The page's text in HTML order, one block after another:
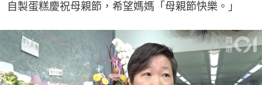
自製蛋糕慶祝母親節，希望媽媽「母親節快樂。」